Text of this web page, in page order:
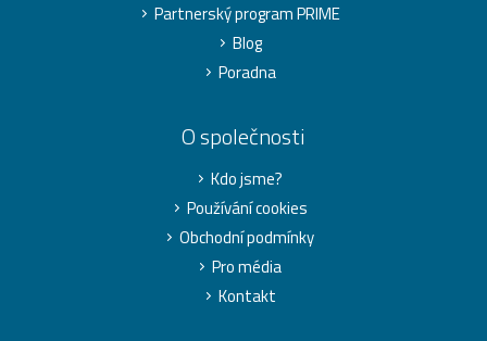
Partnerský program PRIME
Blog
Poradna
O společnosti
Kdo jsme?
Používání cookies
Obchodní podmínky
Pro média
Kontakt